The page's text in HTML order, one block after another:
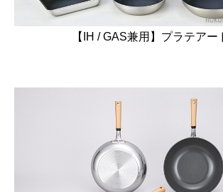
【IH / GAS兼用】プラテアー